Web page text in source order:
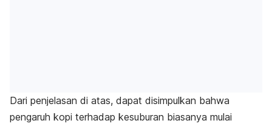
Dari penjelasan di atas, dapat disimpulkan bahwa
pengaruh kopi terhadap kesuburan biasanya mulai